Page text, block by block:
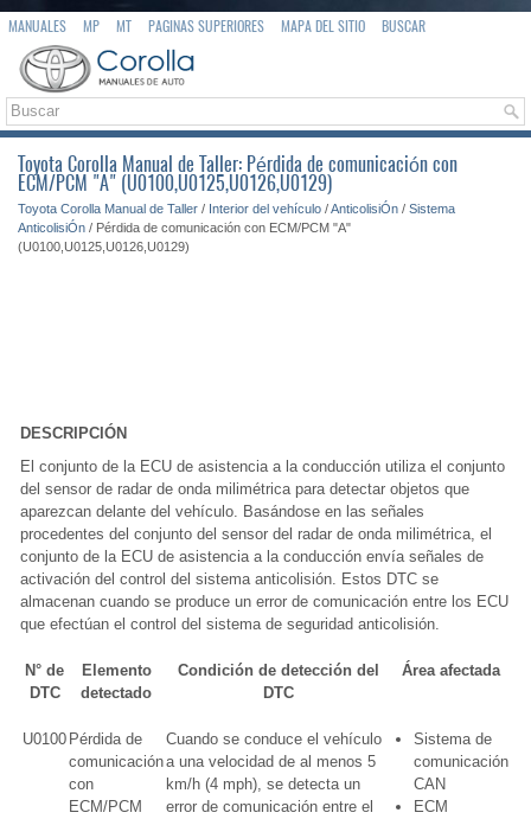
MANUALES MP MT PAGINAS SUPERIORES MAPA DEL SITIO BUSCAR
Toyota Corolla Manual de Taller: Pérdida de comunicación con
ECM/PCM "A" (U0100,U0125,U0126,U0129)
Toyota Corolla Manual de Taller / Interior del vehículo /AnticolisiÓn / Sistema
AnticolisiÓn / Pérdida de comunicación con ECM/PCM "A"
(U0100,U0125,U0126,U0129)
DESCRIPCIÓN
El conjunto de la ECU de asistencia a la conducción utiliza el conjunto
del sensor de radar de onda milimétrica para detectar objetos que
aparezcan delante del vehículo. Basándose en las señales
procedentes del conjunto del sensor del radar de onda milimétrica, el
conjunto de la ECU de asistencia a la conducción envía señales de
activación del control del sistema anticolisión. Estos DTC se
almacenan cuando se produce un error de comunicación entre los ECU
que efectúan el control del sistema de seguridad anticolisión.
N° de
DTC
Elemento
detectado
Condición de detección del
DTC
Área afectada
U0100 Pérdida de
comunicación
con
ECM/PCM
Cuando se conduce el vehículo
a una velocidad de al menos 5
km/h (4 mph), se detecta un
error de comunicación entre el
Sistema de
comunicación
CAN
ECM